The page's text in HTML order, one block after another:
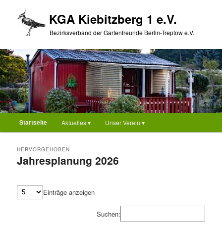
primären
sekundären
KGA Kiebitzberg 1 e.V.
Bezirksverband der Gartenfreunde Berlin-Treptow e.V.
Startseite Aktuelles ▾ Unser Verein ▾
Jahresplanung 2026
HERVORGEHOBEN
Einträge anzeigen
Suchen: